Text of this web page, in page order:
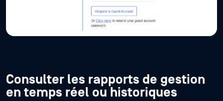
Consulter les rapports de gestion
en temps réel ou historiques